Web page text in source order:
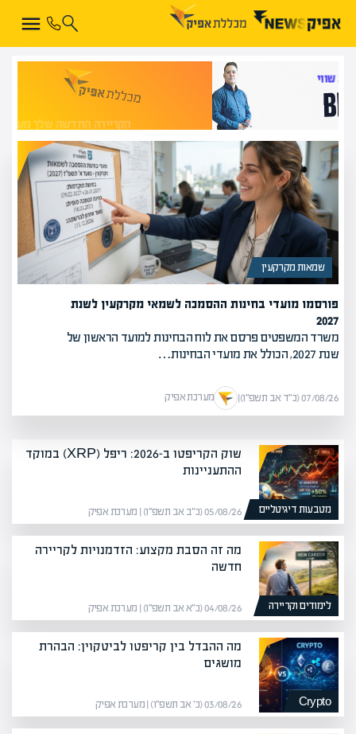
שמאות מקרקעין
פורסמו מועדי בחינות ההסמכה לשמאי מקרקעין לשנת
2027
משרד המשפטים פרסם את לוח הבחינות למועד הראשון של
שנת 2027, הכולל את מועדי הבחינות…
07/08/26 (כ״ד אב תשפ״ו) | מערכת אפיק
הקריירה החדשה שלך מעבר לפינה!
מטבעות דיגיטליים
שוק הקריפטו ב-2026: ריפל (XRP) במוקד
ההתעניינות
05/08/26 (כ״ב אב תשפ״ו) | מערכת אפיק
לימודים וקריירה
מה זה הסבת מקצוע: הזדמנויות לקריירה
חדשה
04/08/26 (כ״א אב תשפ״ו) | מערכת אפיק
Crypto
מה ההבדל בין קריפטו לביטקוין: הבהרת
מושגים
03/08/26 (כ׳ אב תשפ״ו) | מערכת אפיק